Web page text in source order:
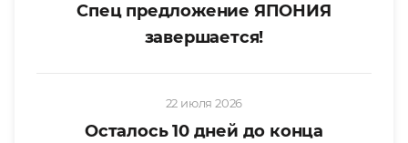
Спец предложение ЯПОНИЯ
завершается!
22 июля 2026
Осталось 10 дней до конца